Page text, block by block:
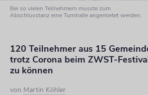
Bei so vielen Teilnehmern musste zum
Abschlusstanz eine Turnhalle angemietet werden.
120 Teilnehmer aus 15
trotz Corona beim ZWST-
zu können
von Martin Köhler